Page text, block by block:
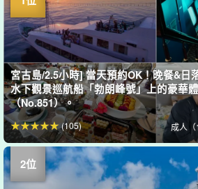
宮古島/2.5小時] 當天預約OK！晚餐&
水下觀景巡航船「勃朗峰號」上的豪華
（No.851）。
成人
(105)